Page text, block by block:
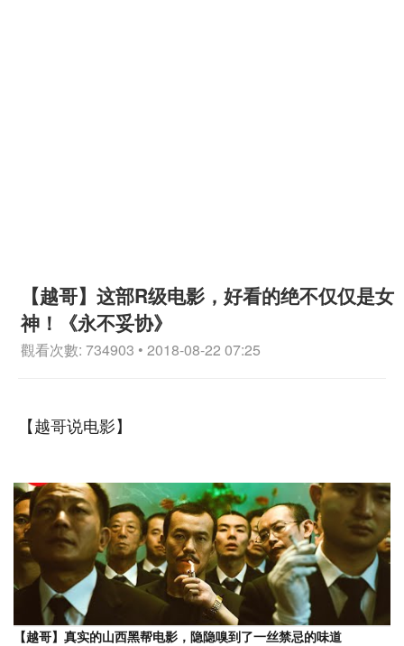
【越哥】这部R级电影，好看的绝不仅仅是女
神！《永不妥协》
觀看次數: 734903 • 2018-08-22 07:25
【越哥说电影】
【越哥】真实的山西黑帮电影，隐隐嗅到了一丝禁忌的味道